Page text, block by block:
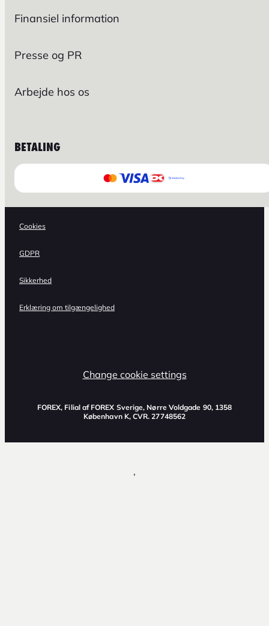
Finansiel information
Presse og PR
Arbejde hos os
BETALING
Cookies
GDPR
Sikkerhed
Erklæring om tilgængelighed
Change cookie settings
FOREX, Filial af FOREX Sverige, Nørre Voldgade 90, 1358
København K, CVR. 27748562
,